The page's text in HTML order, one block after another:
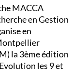
MACCA
en Gestion
en
la 3ème édition
les 9 et